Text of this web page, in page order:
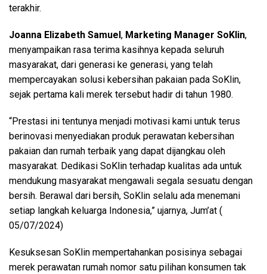
terakhir.
Joanna Elizabeth Samuel , Marketing Manager SoKlin,
menyampaikan rasa terima kasihnya kepada seluruh
masyarakat, dari generasi ke generasi, yang telah
mempercayakan solusi kebersihan pakaian pada SoKlin,
sejak pertama kali merek tersebut hadir di tahun 1980.
“Prestasi ini tentunya menjadi motivasi kami untuk terus
berinovasi menyediakan produk perawatan kebersihan
pakaian dan rumah terbaik yang dapat dijangkau oleh
masyarakat. Dedikasi SoKlin terhadap kualitas ada untuk
mendukung masyarakat mengawali segala sesuatu dengan
bersih. Berawal dari bersih, SoKlin selalu ada menemani
setiap langkah keluarga Indonesia,” ujarnya, Jum’at (
05/07/2024)
Kesuksesan SoKlin mempertahankan posisinya sebagai
merek perawatan rumah nomor satu pilihan konsumen tak